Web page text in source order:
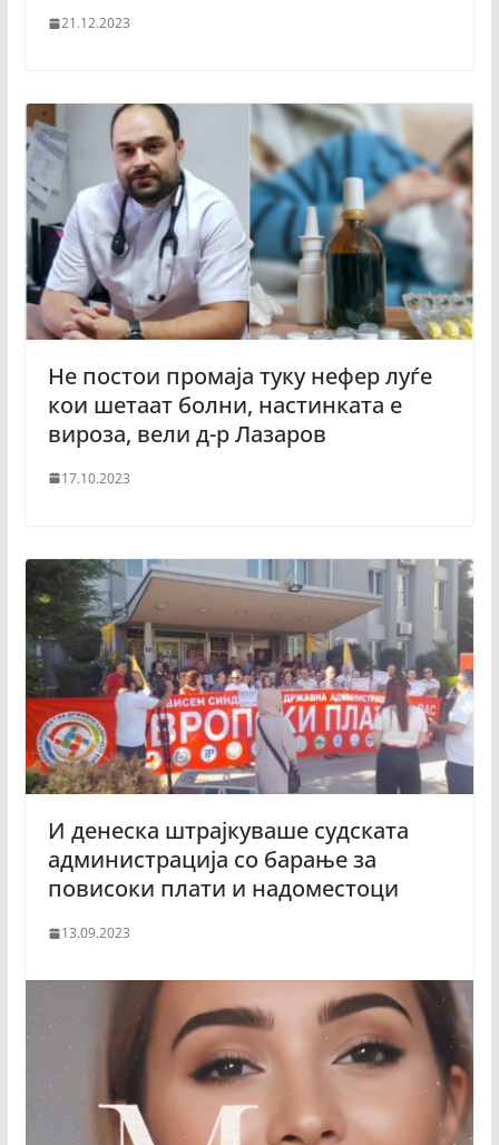
21.12.2023
Не постои промаја туку нефер луѓе
кои шетаат болни, настинката е
вироза, вели д-р Лазаров
17.10.2023
И денеска штрајкуваше судската
администрација со барање за
повисоки плати и надоместоци
13.09.2023